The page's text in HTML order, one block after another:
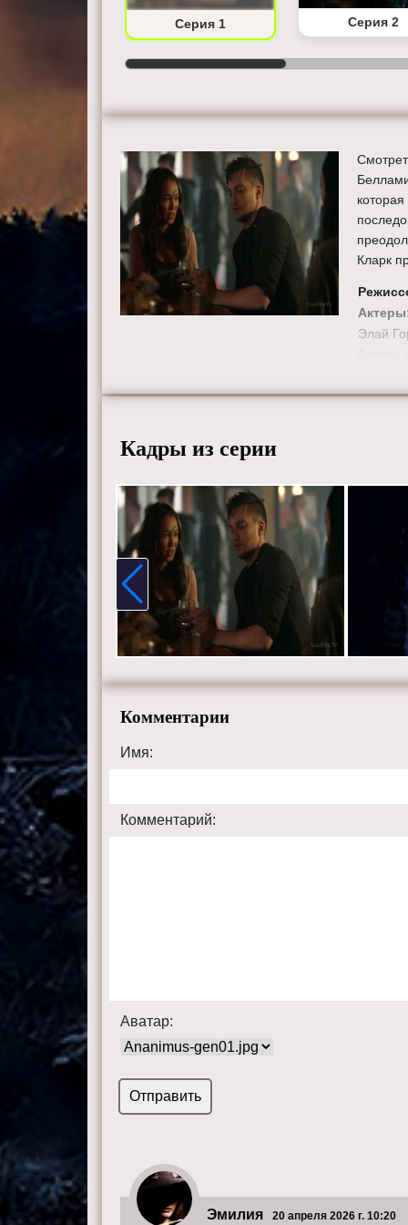
Серия 1 Серия 2
Кларк
Элай
Кадры из серии
Комментарии
Имя:
Комментарий:
Аватар:
Эмилия 20 апреля 2026 г. 10:20